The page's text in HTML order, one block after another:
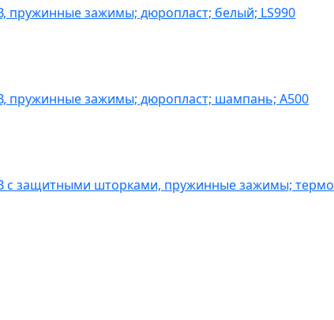
пружинные зажимы; дюропласт; белый; LS990
пружинные зажимы; дюропласт; шампань; A500
с защитными шторками, пружинные зажимы;